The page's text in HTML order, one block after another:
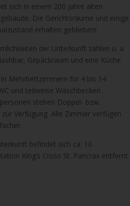
sich in einem 200 Jahre alten
Die Gerichtsräume und einige
erhalten geblieben!
der Unterkunft zählen u. a.
Gepäckraum und eine Küche.
Mehrbettzimmern für 4 bis 14
und teilweise Waschbecken
stehen Doppel- bzw.
Verfügung. Alle Zimmer verfügen
befindet sich ca. 10
King’s Cross St. Pancras entfernt.